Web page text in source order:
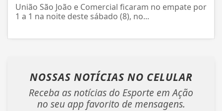
União São João e Comercial ficaram no empate por
1 a 1 na noite deste sábado (8), no...
NOSSAS NOTÍCIAS NO CELULAR
Receba as notícias do Esporte em Ação
no seu app favorito de mensagens.